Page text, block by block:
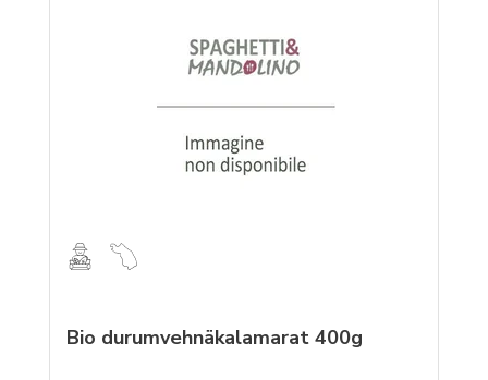
Bio durumvehnäkalamarat 400g